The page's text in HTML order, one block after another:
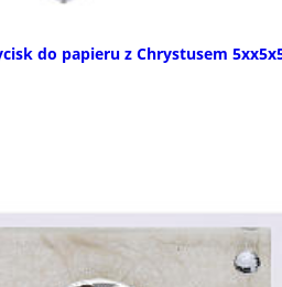
do papieru z Chrystusem